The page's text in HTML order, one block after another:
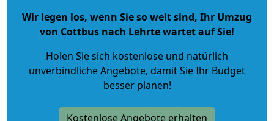
Wir legen los, wenn Sie so weit sind, Ihr Umzug
von Cottbus nach Lehrte wartet auf Sie!
Holen Sie sich kostenlose und natürlich
unverbindliche Angebote, damit Sie Ihr Budget
besser planen!
Kostenlose Angebote erhalten